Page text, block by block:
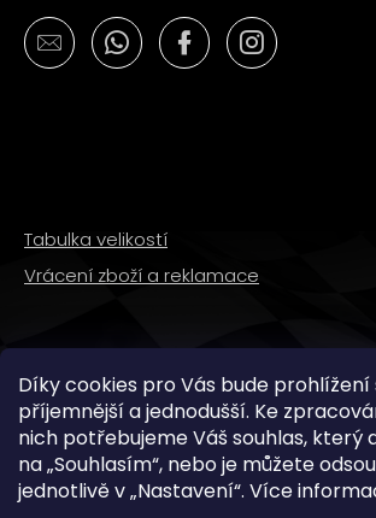
Díky cookies pro Vás bude
příjemnější a jednodušší. Ke
nich potřebujeme Váš souhlas, který
na „Souhlasím“, nebo je můžete
jednotlivě v „Nastavení“. Více
Tabulka velikostí
Vrácení zboží a reklamace
SLEDUJTE NÁS